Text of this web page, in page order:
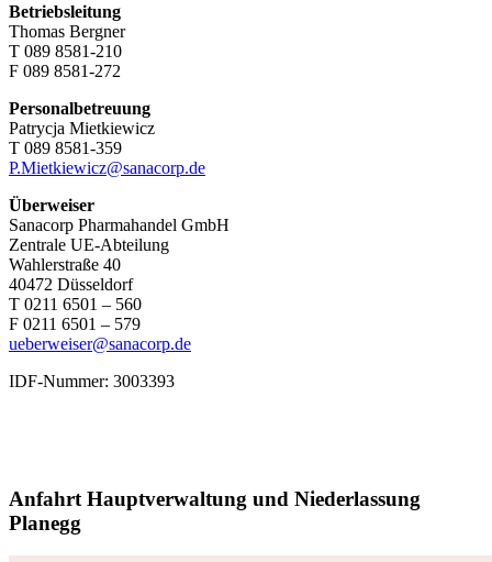
Betriebsleitung
Thomas Bergner
T 089 8581-210
F 089 8581-272
Personalbetreuung
Patrycja Mietkiewicz
T 089 8581-359
P.Mietkiewicz@sanacorp.de
Überweiser
Sanacorp Pharmahandel GmbH
Zentrale UE-Abteilung
Wahlerstraße 40
40472 Düsseldorf
T 0211 6501 – 560
F 0211 6501 – 579
ueberweiser@sanacorp.de
IDF-Nummer: 3003393
Anfahrt Hauptverwaltung und Niederlassung
Planegg